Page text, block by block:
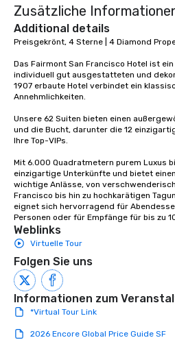
Zusätzliche
Additional details
Preisgekrönt, 4 Sterne | 4 Diamond
Das Fairmont San Francisco Hotel ist
individuell gut ausgestatteten und
1907 erbaute Hotel verbindet ein
Annehmlichkeiten.
Unsere 62 Suiten bieten einen
und die Bucht, darunter die 12
Ihre Top-VIPs.
Mit 6.000 Quadratmetern purem Luxus
einzigartige Unterkünfte und bietet
wichtige Anlässe, von
Francisco bis hin zu hochkarätigen
eignet sich hervorragend für
Personen oder für Empfänge für bis zu
Weblinks
Virtuelle Tour
Folgen Sie uns
Informationen zum
*Virtual Tour Link
2026 Encore Global Price Guide SF